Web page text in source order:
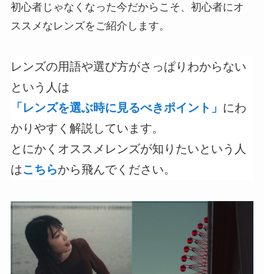
初心者じゃなくなった今だからこそ、初心者にオ
ススメなレンズをご紹介します。
レンズの用語や選び方がさっぱりわからない
という人は
「レンズを選ぶ時に見るべきポイント」 にわ
かりやすく解説しています。
とにかくオススメレンズが知りたいという人
はこちらから飛んでください。